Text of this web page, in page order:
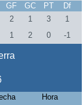
GF GC PT
Df
2 1 3
1
1 2 0 -1
Hora